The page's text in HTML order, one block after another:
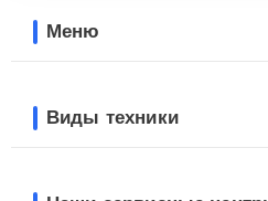
Меню
Виды техники